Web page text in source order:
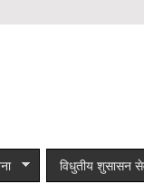
विधुतीय शुसासन